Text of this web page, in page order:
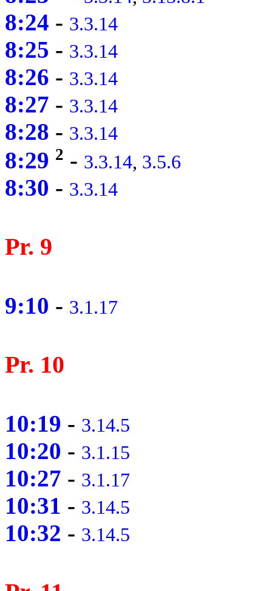
8:24 - 3.3.14
8:25 - 3.3.14
8:26 - 3.3.14
8:27 - 3.3.14
8:28 - 3.3.14
8:29 2 - 3.3.14, 3.5.6
8:30 - 3.3.14
Pr. 9
9:10 - 3.1.17
Pr. 10
10:19 - 3.14.5
10:20 - 3.1.15
10:27 - 3.1.17
10:31 - 3.14.5
10:32 - 3.14.5